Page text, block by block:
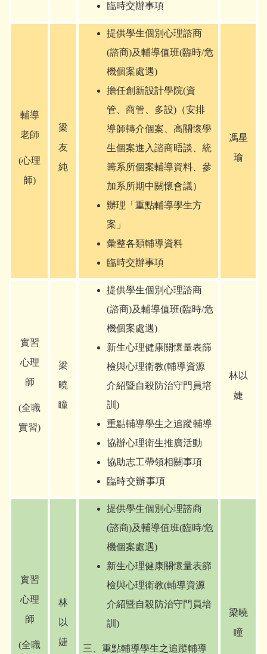
臨時交辦事項
輔導
老師
(心理
師)
梁
友
純
提供學生個別心理諮商
(諮商)及輔導值班(臨時/危
機個案處遇)
擔任創新設計學院(資
管、商管、多設)（安排
導師轉介個案、高關懷學
生個案進入諮商晤談、統
籌系所個案輔導資料、參
加系所期中關懷會議）
辦理「重點輔導學生方
案」
彙整各類輔導資料
臨時交辦事項
馮星
瑜
實習
心理
師
(全職
實習)
梁
曉
瞳
提供學生個別心理諮商
(諮商)及輔導值班(臨時/危
機個案處遇)
新生心理健康關懷量表篩
檢與心理衛教(輔導資源
介紹暨自殺防治守門員培
訓)
重點輔導學生之追蹤輔導
協辦心理衛生推廣活動
協助志工帶領相關事項
臨時交辦事項
林以
婕
實習
心理
師
(全職
林
以
婕
提供學生個別心理諮商
(諮商)及輔導值班(臨時/危
機個案處遇)
新生心理健康關懷量表篩
檢與心理衛教(輔導資源
介紹暨自殺防治守門員培
訓)
三、重點輔導學生之追蹤輔導
梁曉
瞳